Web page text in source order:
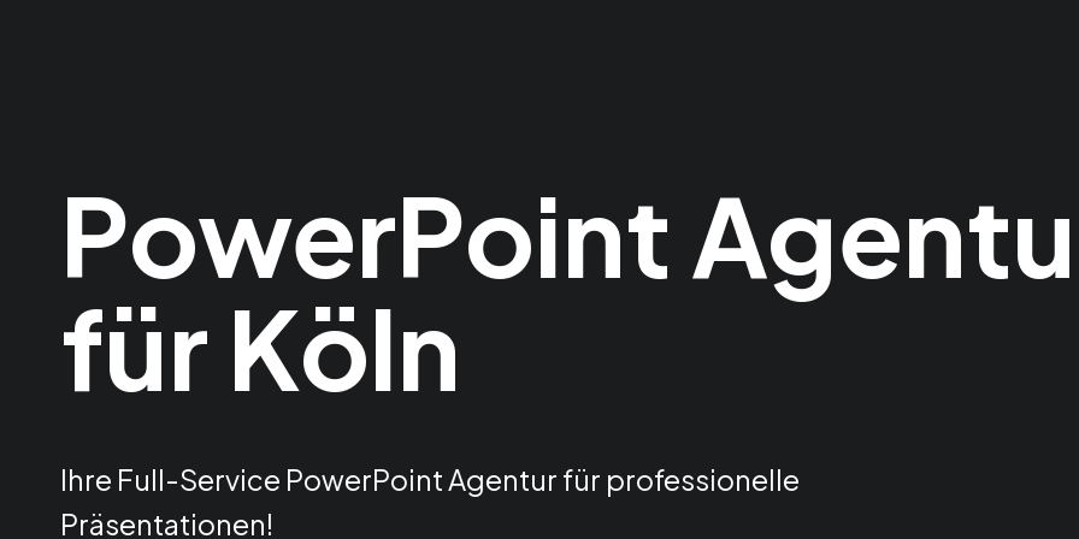
PowerPoint
für Köln
Ihre Full-Service PowerPoint Agentur für professionelle
Präsentationen!